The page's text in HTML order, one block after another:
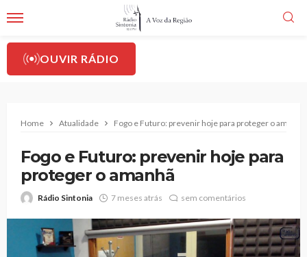
OUVIR RÁDIO
Home Atualidade Fogo e Futuro: prevenir hoje para proteger o amanhã
Fogo e Futuro: prevenir hoje para
proteger o amanhã
Rádio Sintonia 7 meses atrás sem comentários